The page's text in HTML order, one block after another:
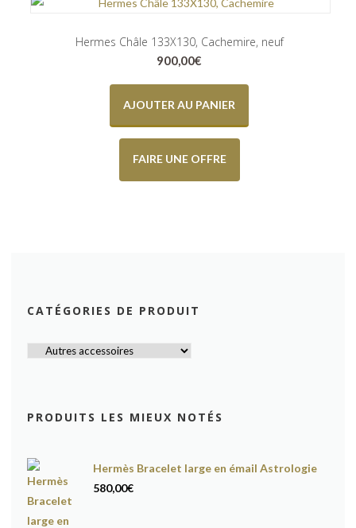
Hermes Châle 133X130, Cachemire, neuf
900,00€
AJOUTER AU PANIER
FAIRE UNE OFFRE
CATÉGORIES DE PRODUIT
PRODUITS LES MIEUX NOTÉS
Hermès Bracelet large en émail Astrologie
580,00€